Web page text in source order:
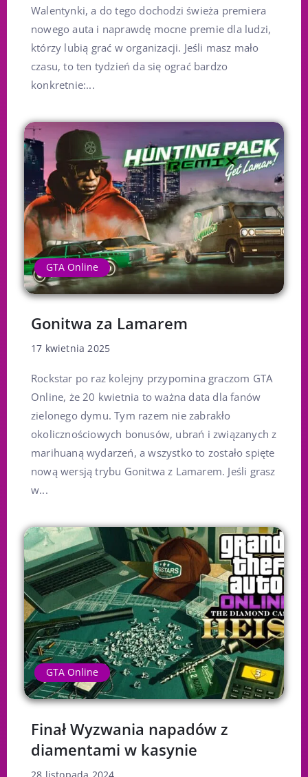
Walentynki, a do tego dochodzi świeża premiera
nowego auta i naprawdę mocne premie dla ludzi,
którzy lubią grać w organizacji. Jeśli masz mało
czasu, to ten tydzień da się ograć bardzo
konkretnie:...
GTA Online
Gonitwa za Lamarem
17 kwietnia 2025
Rockstar po raz kolejny przypomina graczom GTA
Online, że 20 kwietnia to ważna data dla fanów
zielonego dymu. Tym razem nie zabrakło
okolicznościowych bonusów, ubrań i związanych z
marihuaną wydarzeń, a wszystko to zostało spięte
nową wersją trybu Gonitwa z Lamarem. Jeśli grasz
w...
GTA Online
Finał Wyzwania napadów z
diamentami w kasynie